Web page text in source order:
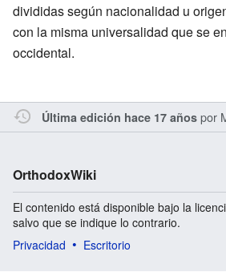
divididas según nacionalidad u
con la misma universalidad que se
occidental.
Última edición hace 17 añospor
OrthodoxWiki
El contenido está disponible bajo la
salvo que se indique lo contrario.
Privacidad
Escritorio